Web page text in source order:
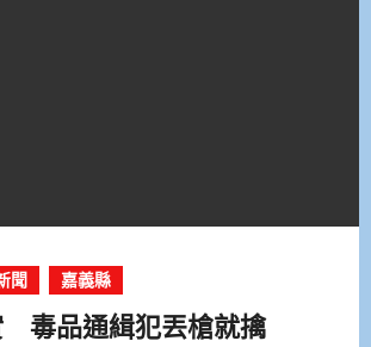
聞 嘉義縣
毒品通緝犯丟槍就擒